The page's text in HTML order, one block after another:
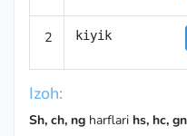
2 kiyik
Izoh:
Sh, ch, ng harflari hs, hc, gn